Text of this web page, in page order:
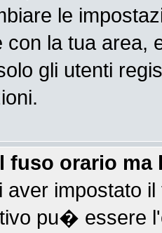
le
con la tua area,
gli utenti
fuso orario
aver impostato
pu� essere